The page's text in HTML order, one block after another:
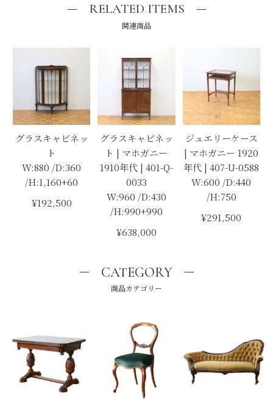
RELATED ITEMS
関連商品
グラスキャビネッ
ト
W:880 /D:360
/H:1,160+60
¥192,500
グラスキャビネッ
ト | マホガニー
1910年代 | 401-Q-
0033
W:960 /D:430
/H:990+990
¥638,000
ジュエリーケース
| マホガニー 1920
年代 | 407-U-0588
W:600 /D:440
/H:750
¥291,500
CATEGORY
商品カテゴリー